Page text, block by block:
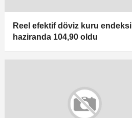
Reel efektif döviz kuru endeksi
haziranda 104,90 oldu